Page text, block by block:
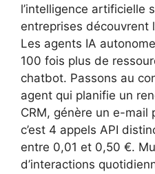
l’intelligence artificielle
entreprises découvrent
Les agents IA
100 fois plus de
chatbot. Passons au
agent qui planifie un
CRM, génère un e-mail
c’est 4 appels API
entre 0,01 et 0,50 €.
d’interactions